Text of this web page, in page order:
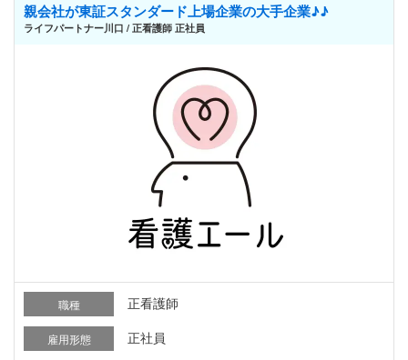
親会社が東証スタンダード上場企業の大手企業♪♪
ライフパートナー川口 / 正看護師 正社員
職種 正看護師
雇用形態 正社員